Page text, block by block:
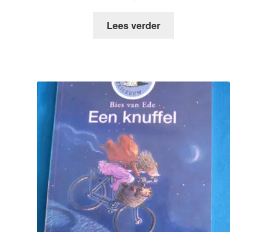
Lees verder